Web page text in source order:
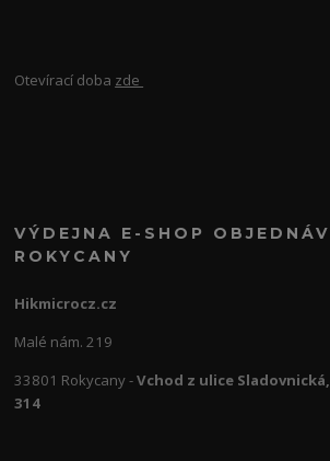
Otevírací doba zde
VÝDEJNA E-SHOP
ROKYCANY
Hikmicrocz.cz
Malé nám. 219
33801 Rokycany -Vchod z ulice
314